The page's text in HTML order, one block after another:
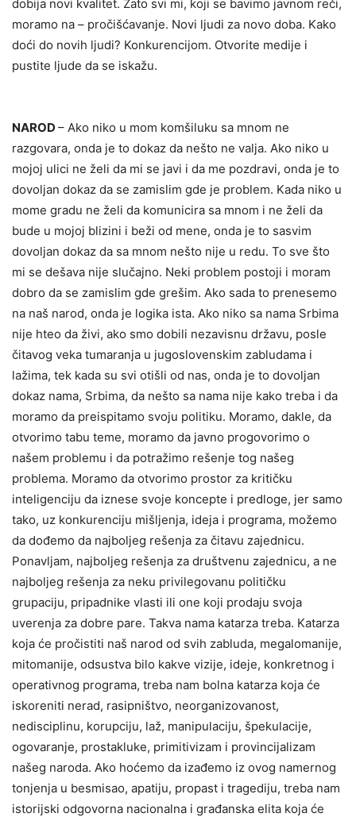
dobija novi kvalitet. Zato svi mi, koji se bavimo javnom reči,
moramo na – pročišćavanje. Novi ljudi za novo doba. Kako
doći do novih ljudi? Konkurencijom. Otvorite medije i
pustite ljude da se iskažu.
NAROD – Ako niko u mom komšiluku sa mnom ne
razgovara, onda je to dokaz da nešto ne valja. Ako niko u
mojoj ulici ne želi da mi se javi i da me pozdravi, onda je to
dovoljan dokaz da se zamislim gde je problem. Kada niko u
mome gradu ne želi da komunicira sa mnom i ne želi da
bude u mojoj blizini i beži od mene, onda je to sasvim
dovoljan dokaz da sa mnom nešto nije u redu. To sve što
mi se dešava nije slučajno. Neki problem postoji i moram
dobro da se zamislim gde grešim. Ako sada to prenesemo
na naš narod, onda je logika ista. Ako niko sa nama Srbima
nije hteo da živi, ako smo dobili nezavisnu državu, posle
čitavog veka tumaranja u jugoslovenskim zabludama i
lažima, tek kada su svi otišli od nas, onda je to dovoljan
dokaz nama, Srbima, da nešto sa nama nije kako treba i da
moramo da preispitamo svoju politiku. Moramo, dakle, da
otvorimo tabu teme, moramo da javno progovorimo o
našem problemu i da potražimo rešenje tog našeg
problema. Moramo da otvorimo prostor za kritičku
inteligenciju da iznese svoje koncepte i predloge, jer samo
tako, uz konkurenciju mišljenja, ideja i programa, možemo
da dođemo da najboljeg rešenja za čitavu zajednicu.
Ponavljam, najboljeg rešenja za društvenu zajednicu, a ne
najboljeg rešenja za neku privilegovanu političku
grupaciju, pripadnike vlasti ili one koji prodaju svoja
uverenja za dobre pare. Takva nama katarza treba. Katarza
koja će pročistiti naš narod od svih zabluda, megalomanije,
mitomanije, odsustva bilo kakve vizije, ideje, konkretnog i
operativnog programa, treba nam bolna katarza koja će
iskoreniti nerad, rasipništvo, neorganizovanost,
nedisciplinu, korupciju, laž, manipulaciju, špekulacije,
ogovaranje, prostakluke, primitivizam i provincijalizam
našeg naroda. Ako hoćemo da izađemo iz ovog namernog
tonjenja u besmisao, apatiju, propast i tragediju, treba nam
istorijski odgovorna nacionalna i građanska elita koja će